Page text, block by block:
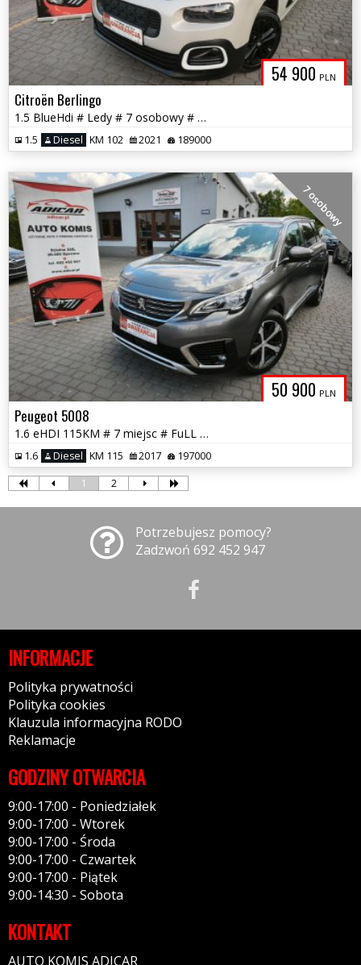
54 900 PLN
Citroën Berlingo
1.5 BlueHdi # Ledy # 7 osobowy # Navi # PDC # Piękny # GWARANCJA!!!
1.5 Diesel KM 102 2021 189000
50 900 PLN
7 osobowy
Peugeot 5008
1.6 eHDI 115KM # 7 miejsc # FuLL Opcja # Piękny # GWARANCJA!!!
1.6 Diesel KM 115 2017 197000
1 2
Potrzebujesz pomocy?
Zadzwoń 692 452 947
INFORMACJE
Polityka prywatności
Polityka cookies
Klauzula informacyjna RODO
Reklamacje
GODZINY OTWARCIA
9:00-17:00 - Poniedziałek
9:00-17:00 - Wtorek
9:00-17:00 - Środa
9:00-17:00 - Czwartek
9:00-17:00 - Piątek
9:00-14:30 - Sobota
KONTAKT
AUTO KOMIS ADICAR